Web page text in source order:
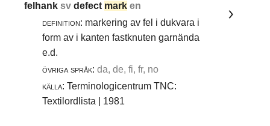
felhanksvdefect mark en
definition: markering av fel i dukvara i
form av i kanten fastknuten garnända
e.d.
övriga språk: da, de, fi, fr, no
källa: Terminologicentrum TNC:
Textilordlista | 1981